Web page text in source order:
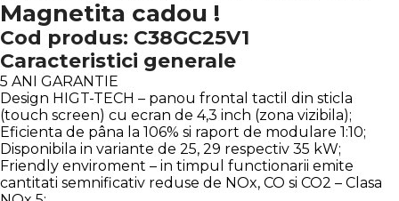
Magnetita cadou !
Cod produs: C38GC25V1
Caracteristici generale
5 ANI GARANTIE
Design HIGT-TECH – panou frontal tactil din sticla
(touch screen) cu ecran de 4,3 inch (zona vizibila);
Eficienta de pâna la 106% si raport de modulare 1:10;
Disponibila in variante de 25, 29 respectiv 35 kW;
Friendly enviroment – in timpul functionarii emite
cantitati semnificativ reduse de NOx, CO si CO2 – Clasa